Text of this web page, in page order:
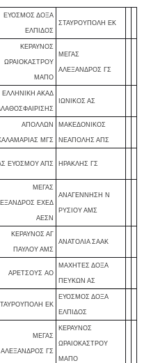
ΕΥΟΣΜΟΣ ΔΟΞΑ
ΕΛΠΙΔΟΣ
ΣΤΑΥΡΟΥΠΟΛΗ ΕΚ
ΚΕΡΑΥΝΟΣ
ΩΡΑΙΟΚΑΣΤΡΟΥ
ΜΑΠΟ
ΜΕΓΑΣ
ΑΛΕΞΑΝΔΡΟΣ ΓΣ
ΕΛΛΗΝΙΚΗ ΑΚΑΔ
ΙΩΝΙΚΟΣ ΑΣ
ΑΠΟΛΛΩΝ
ΜΓΣ
ΜΑΚΕΔΟΝΙΚΟΣ
ΝΕΑΠΟΛΗΣ ΑΠΣ
ΕΥΟΣΜΟΥ ΑΠΣ ΗΡΑΚΛΗΣ ΓΣ
ΜΕΓΑΣ
ΕΧΕΔ
ΑΕΣΝ
ΑΝΑΓΕΝΝΗΣΗ Ν
ΡΥΣΙΟΥ ΑΜΣ
ΚΕΡΑΥΝΟΣ ΑΓ
ΠΑΥΛΟΥ ΑΜΣ
ΑΝΑΤΟΛΙΑ ΣΑΑΚ
ΑΡΕΤΣΟΥΣ AO
ΜΑΧΗΤΕΣ ΔΟΞΑ
ΠΕΥΚΩΝ ΑΣ
ΕΚ
ΕΥΟΣΜΟΣ ΔΟΞΑ
ΕΛΠΙΔΟΣ
ΜΕΓΑΣ
ΑΛΕΞΑΝΔΡΟΣ ΓΣ
ΚΕΡΑΥΝΟΣ
ΩΡΑΙΟΚΑΣΤΡΟΥ
ΜΑΠΟ